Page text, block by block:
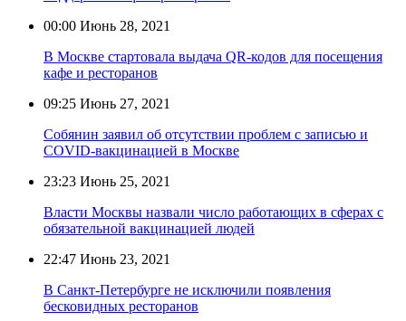
00:00 Июнь 28, 2021
В Москве стартовала выдача QR-кодов для посещения
кафе и ресторанов
09:25 Июнь 27, 2021
Собянин заявил об отсутствии проблем с записью и
COVID-вакцинацией в Москве
23:23 Июнь 25, 2021
Власти Москвы назвали число работающих в сферах с
обязательной вакцинацией людей
22:47 Июнь 23, 2021
В Санкт-Петербурге не исключили появления
бесковидных ресторанов